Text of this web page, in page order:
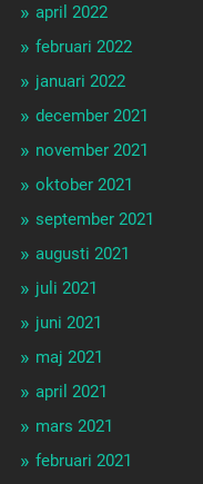
april 2022
februari 2022
januari 2022
december 2021
november 2021
oktober 2021
september 2021
augusti 2021
juli 2021
juni 2021
maj 2021
april 2021
mars 2021
februari 2021